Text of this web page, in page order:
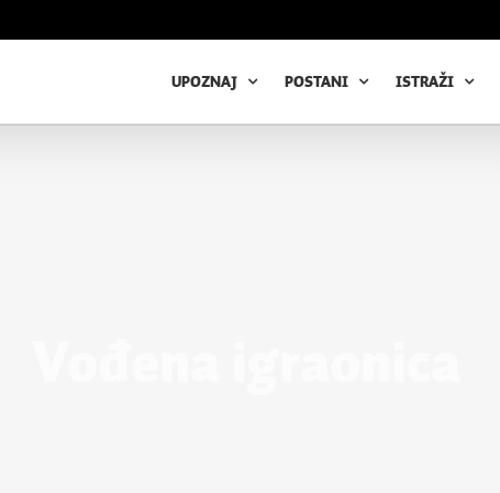
UPOZNAJ POSTANI ISTRAŽI